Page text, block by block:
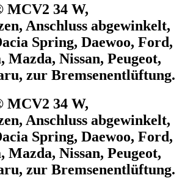
34 W,
Anschluss abgewinkelt,
Spring, Daewoo, Ford,
Nissan, Peugeot,
zur Bremsenentlüftung.
34 W,
Anschluss abgewinkelt,
Spring, Daewoo, Ford,
Nissan, Peugeot,
zur Bremsenentlüftung.